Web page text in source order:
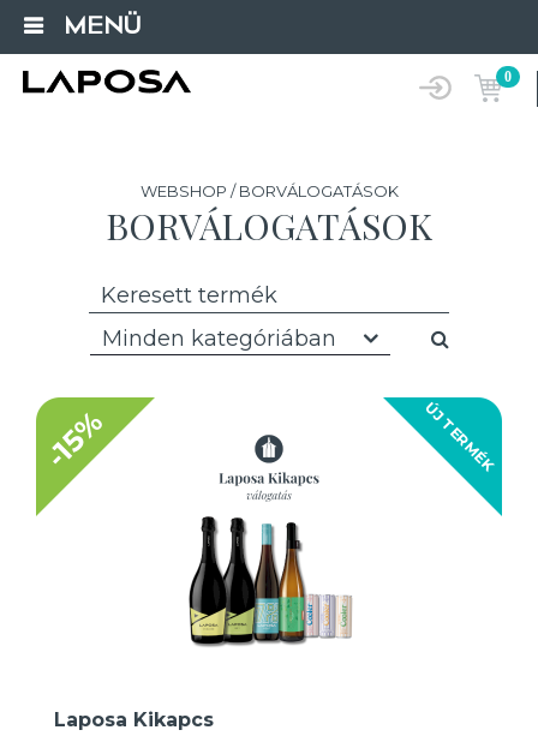
MENÜ
0
WEBSHOP / BORVÁLOGATÁSOK
BORVÁLOGATÁSOK
Minden kategóriában
ÚJ TERMÉK
-15%
Laposa Kikapcs